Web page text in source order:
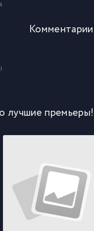
Комментарии
лучшие премьеры!